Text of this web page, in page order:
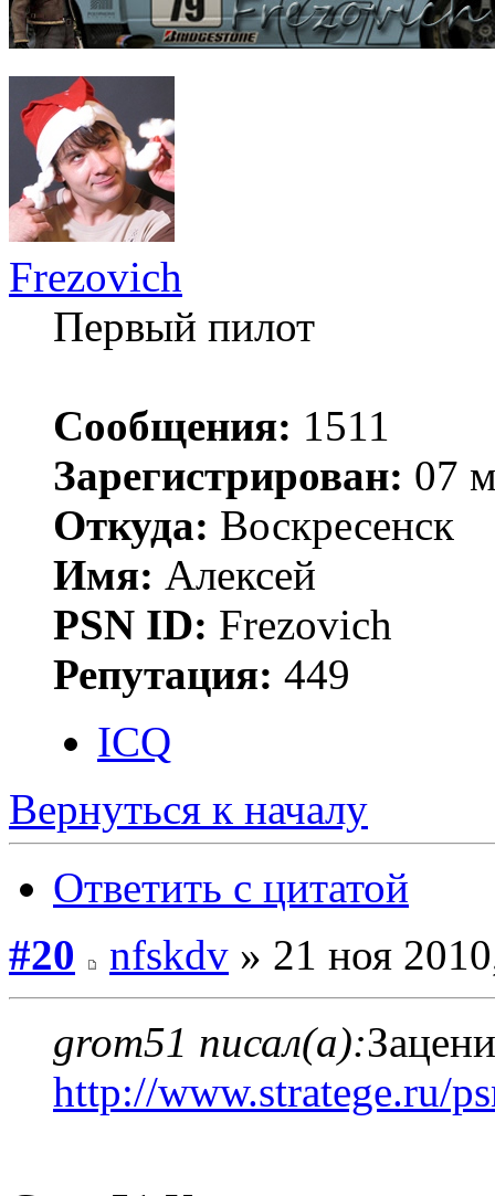
Frezovich
Первый пилот
Сообщения: 1511
Зарегистрирован: 07
Откуда: Воскресенск
Имя: Алексей
PSN ID: Frezovich
Репутация: 449
ICQ
Вернуться к началу
Ответить с цитатой
#20
nfskdv » 21 ноя
grom51 писал(а):
http://www.stratege.ru/